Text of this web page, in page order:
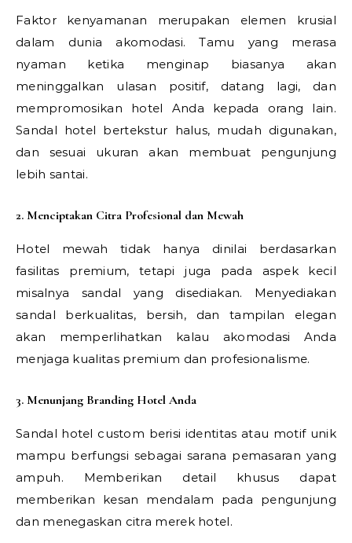
Faktor kenyamanan merupakan elemen krusial
dalam dunia akomodasi. Tamu yang merasa
nyaman ketika menginap biasanya akan
meninggalkan ulasan positif, datang lagi, dan
mempromosikan hotel Anda kepada orang lain.
Sandal hotel bertekstur halus, mudah digunakan,
dan sesuai ukuran akan membuat pengunjung
lebih santai.
2. Menciptakan Citra Profesional dan Mewah
Hotel mewah tidak hanya dinilai berdasarkan
fasilitas premium, tetapi juga pada aspek kecil
misalnya sandal yang disediakan. Menyediakan
sandal berkualitas, bersih, dan tampilan elegan
akan memperlihatkan kalau akomodasi Anda
menjaga kualitas premium dan profesionalisme.
3. Menunjang Branding Hotel Anda
Sandal hotel custom berisi identitas atau motif unik
mampu berfungsi sebagai sarana pemasaran yang
ampuh. Memberikan detail khusus dapat
memberikan kesan mendalam pada pengunjung
dan menegaskan citra merek hotel.